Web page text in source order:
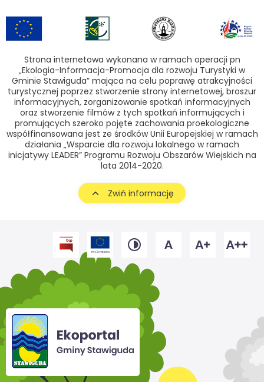
Strona internetowa wykonana w ramach operacji pn
„Ekologia-Informacja-Promocja dla rozwoju Turystyki w
Gminie Stawiguda” mająca na celu poprawę atrakcyjności
turystycznej poprzez stworzenie strony internetowej, broszur
informacyjnych, zorganizowanie spotkań informacyjnych
oraz stworzenie filmów z tych spotkań informujących i
promujących szeroko pojęte zachowania proekologiczne
współfinansowana jest ze środków Unii Europejskiej w ramach
działania „Wsparcie dla rozwoju lokalnego w ramach
inicjatywy LEADER” Programu Rozwoju Obszarów Wiejskich na
lata 2014-2020.
Zwiń informację